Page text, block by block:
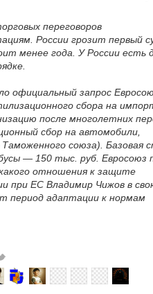
переговоров
России грозит первый
менее года. У России есть
официальный запрос
сбора на
после многолетних
сбор на автомобили,
союза). Базовая
— 150 тыс. руб. Евросоюз
отношения к защите
при ЕС Владимир Чижов в
период адаптации к нормам